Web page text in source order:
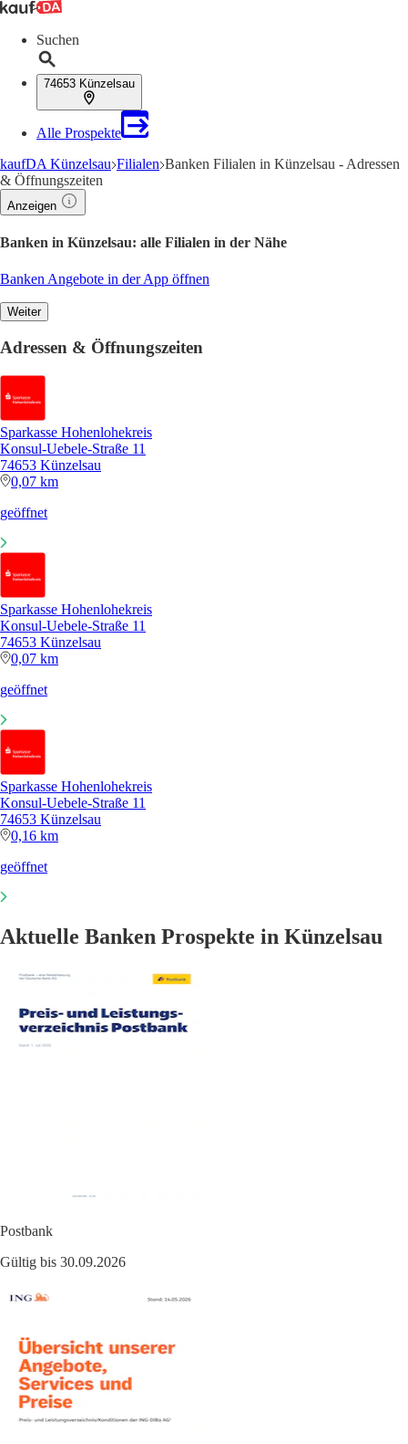
Suchen
74653 Künzelsau
Alle Prospekte
kaufDA Künzelsau Filialen Banken Filialen in Künzelsau - Adressen
& Öffnungszeiten
Anzeigen
Banken in Künzelsau: alle Filialen in der Nähe
Banken Angebote in der App öffnen
Weiter
Adressen & Öffnungszeiten
Sparkasse Hohenlohekreis
Konsul-Uebele-Straße 11
74653 Künzelsau
0,07 km
geöffnet
Sparkasse Hohenlohekreis
Konsul-Uebele-Straße 11
74653 Künzelsau
0,07 km
geöffnet
Sparkasse Hohenlohekreis
Konsul-Uebele-Straße 11
74653 Künzelsau
0,16 km
geöffnet
Aktuelle Banken Prospekte in Künzelsau
Postbank
Gültig bis 30.09.2026